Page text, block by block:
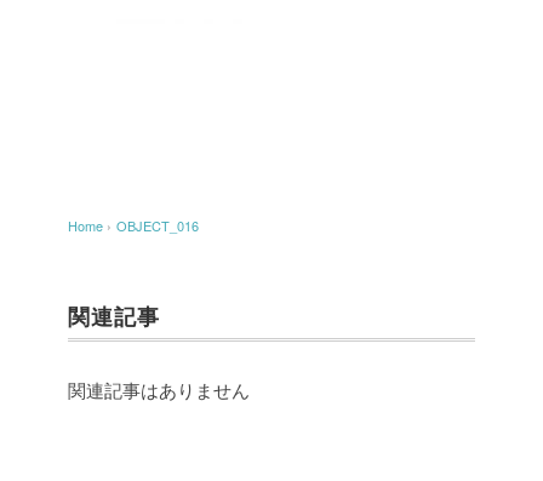
Home › OBJECT_016
関連記事
関連記事はありません